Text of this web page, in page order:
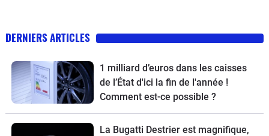
DERNIERS ARTICLES
1 milliard d’euros dans les caisses
de l’État d'ici la fin de l'année !
Comment est-ce possible ?
La Bugatti Destrier est magnifique,